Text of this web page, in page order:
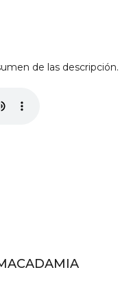
de las descripción.